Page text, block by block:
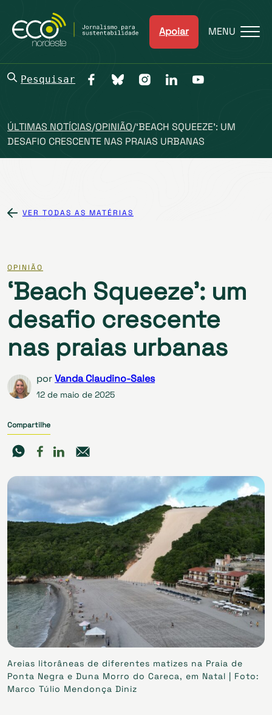
Apoiar MENU
Pesquisar
ÚLTIMAS NOTÍCIAS/OPINIÃO/‘BEACH SQUEEZE’: UM
DESAFIO CRESCENTE NAS PRAIAS URBANAS
VER TODAS AS MATÉRIAS
OPINIÃO
‘Beach Squeeze’: um
desafio crescente
nas praias urbanas
porVanda Claudino-Sales
12 de maio de 2025
Compartilhe
Areias litorâneas de diferentes matizes na Praia de
Ponta Negra e Duna Morro do Careca, em Natal | Foto:
Marco Túlio Mendonça Diniz